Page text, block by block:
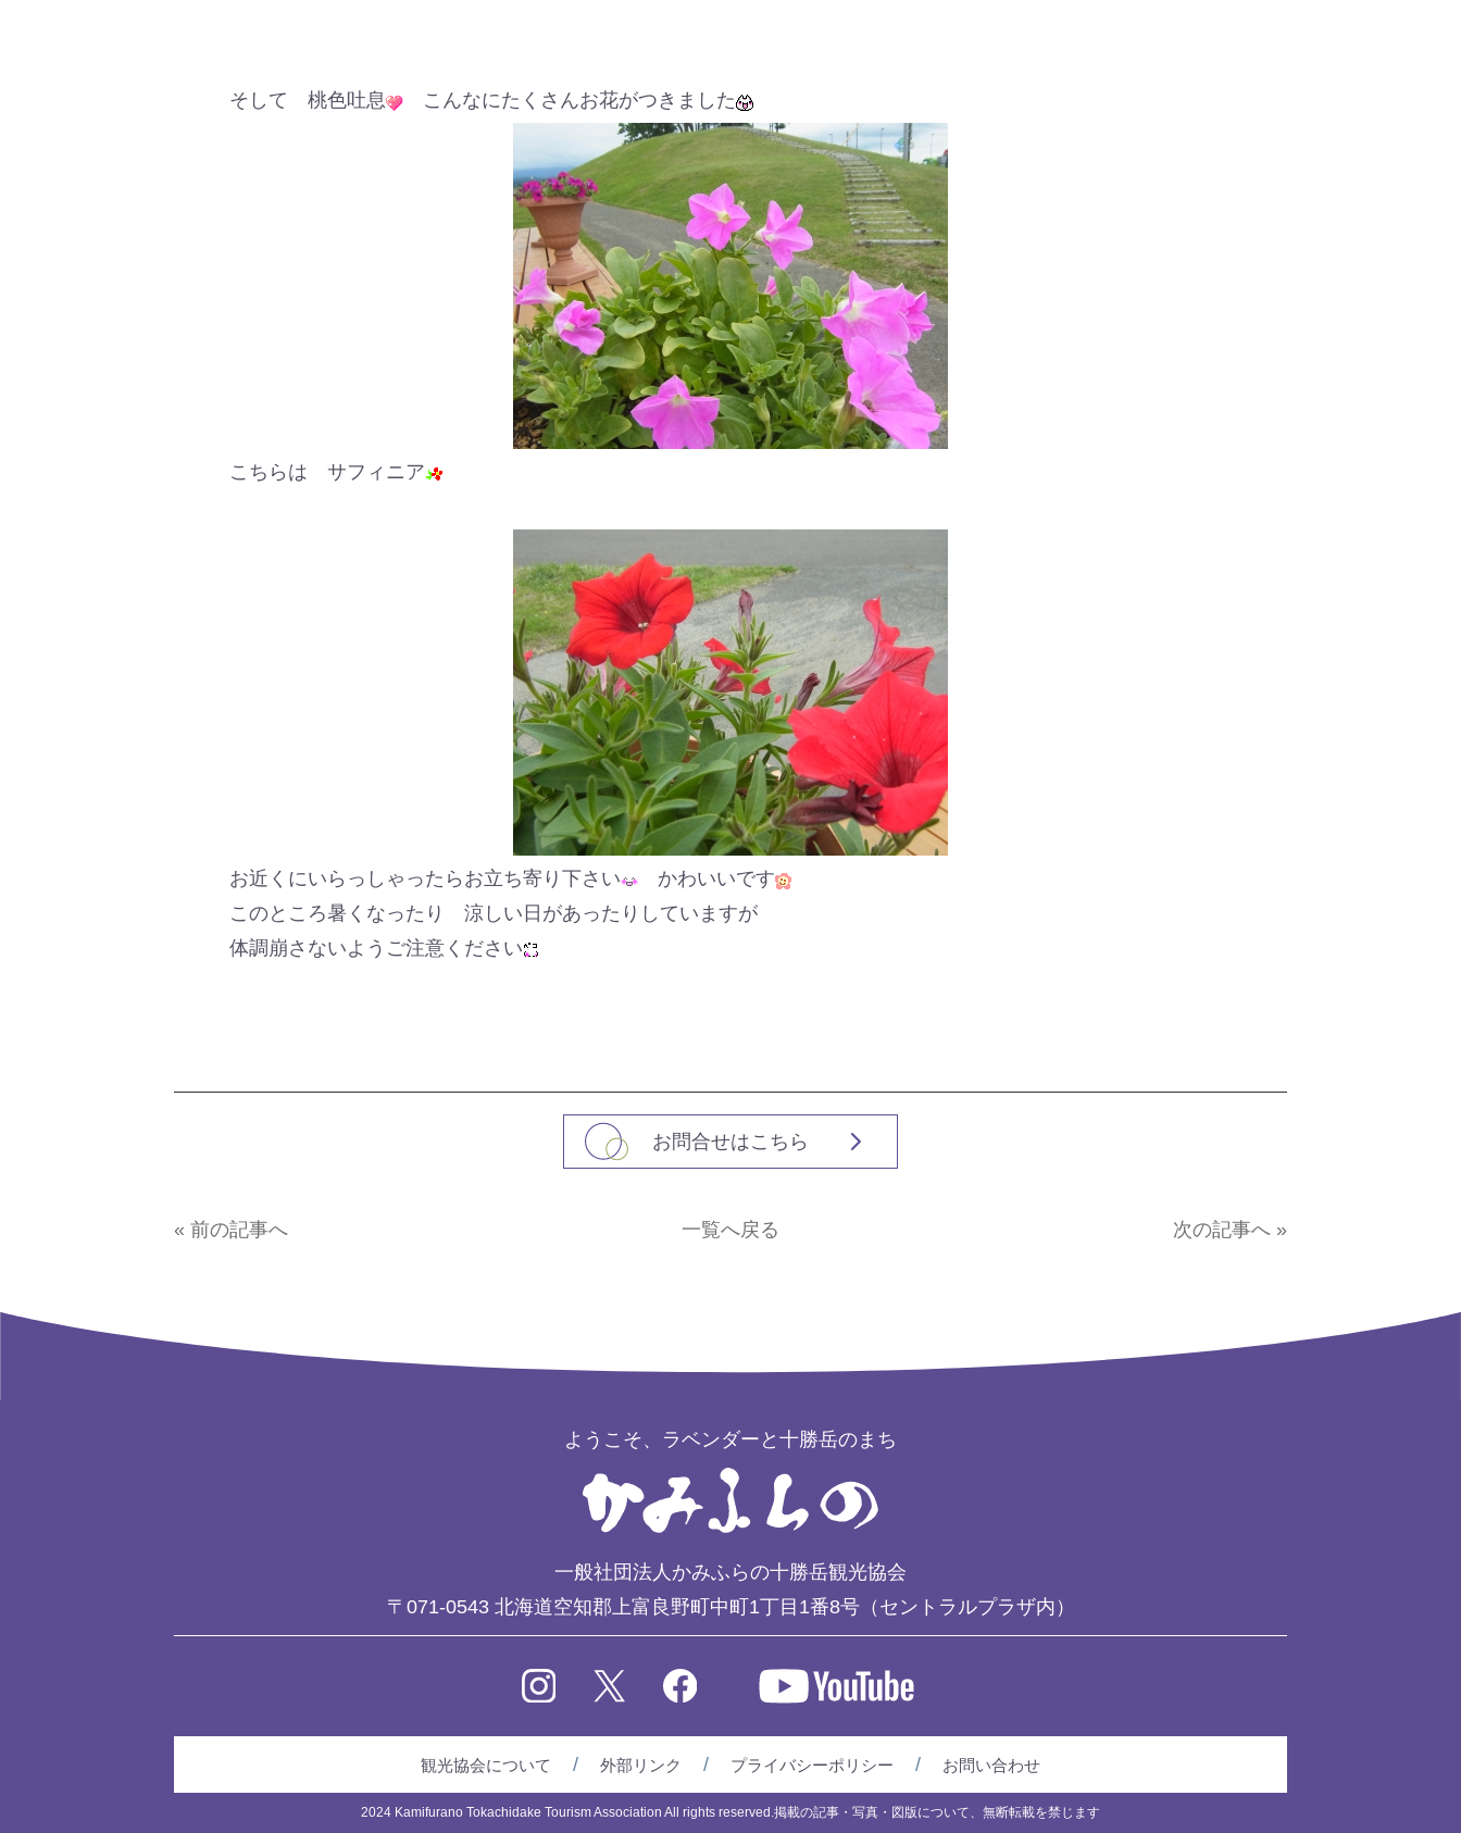
そして 桃色吐息 こんなにたくさんお花がつきました
こちらは サフィニア
お近くにいらっしゃったらお立ち寄り下さい
かわいいです
このところ暑くなったり 涼しい日があったりしていますが
体調崩さないようご注意ください
お問合せはこちら
« 前の記事へ 一覧へ戻る 次の記事へ »
ようこそ、ラベンダーと十勝岳のまち
一般社団法人かみふらの十勝岳観光協会
〒071-0543 北海道空知郡上富良野町中町1丁目1番8号（セントラルプラザ内）
観光協会について 外部リンク プライバシーポリシー お問い合わせ
2024 Kamifurano Tokachidake Tourism Association All rights reserved. 掲載の記事・写真・図版について、無断転載を禁じます